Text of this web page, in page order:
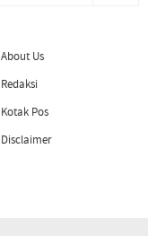
About Us
Redaksi
Kotak Pos
Disclaimer